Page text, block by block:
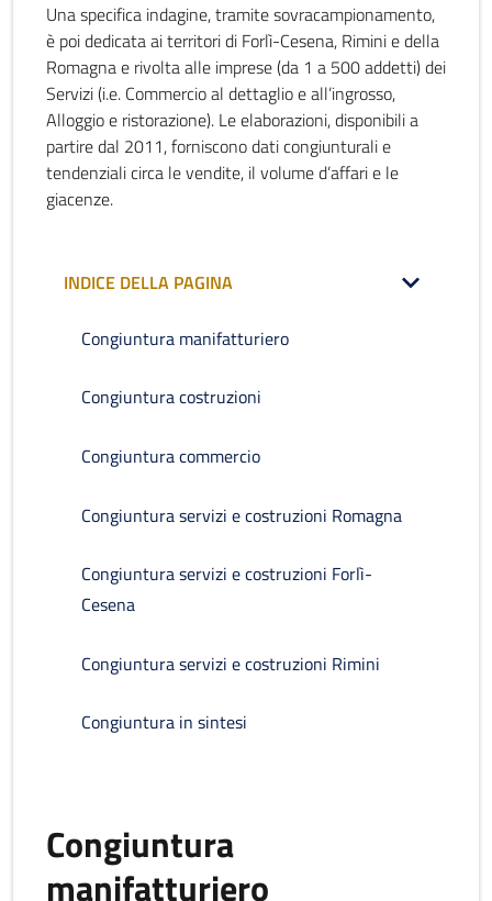
Una specifica indagine, tramite sovracampionamento,
è poi dedicata ai territori di Forlì-Cesena, Rimini e della
Romagna e rivolta alle imprese (da 1 a 500 addetti) dei
Servizi (i.e. Commercio al dettaglio e all’ingrosso,
Alloggio e ristorazione). Le elaborazioni, disponibili a
partire dal 2011, forniscono dati congiunturali e
tendenziali circa le vendite, il volume d’affari e le
giacenze.
INDICE DELLA PAGINA
Congiuntura manifatturiero
Congiuntura costruzioni
Congiuntura commercio
Congiuntura servizi e costruzioni Romagna
Congiuntura servizi e costruzioni Forlì-
Cesena
Congiuntura servizi e costruzioni Rimini
Congiuntura in sintesi
Congiuntura
manifatturiero